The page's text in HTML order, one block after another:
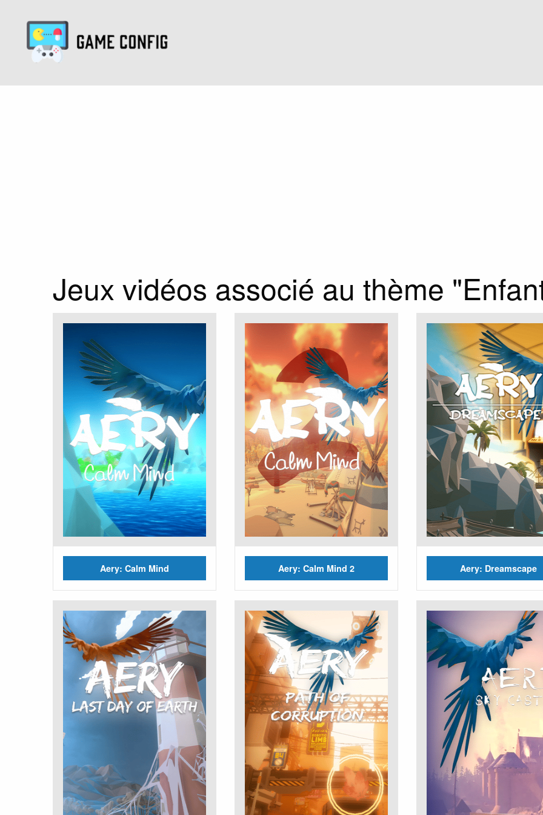
Jeux vidéos associé au thème
Aery: Calm Mind Aery: Calm Mind 2 Aery: Dreamscape